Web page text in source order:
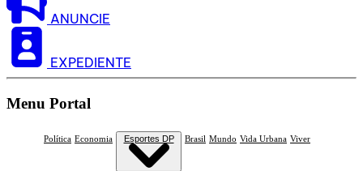
ANUNCIE
EXPEDIENTE
Menu Portal
Política Economia Esportes DP Brasil Mundo Vida Urbana Viver